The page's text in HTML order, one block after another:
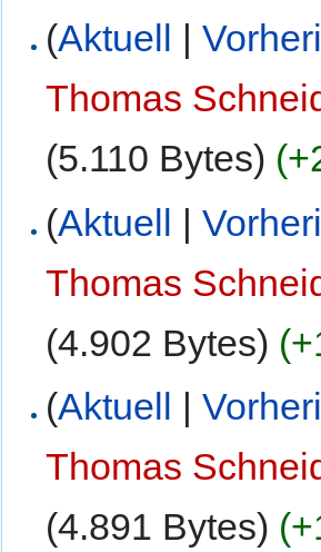
(Aktuell |
Thomas
(5.110 Bytes)
(Aktuell |
Thomas
(4.902 Bytes)
(Aktuell |
Thomas
(4.891 Bytes)